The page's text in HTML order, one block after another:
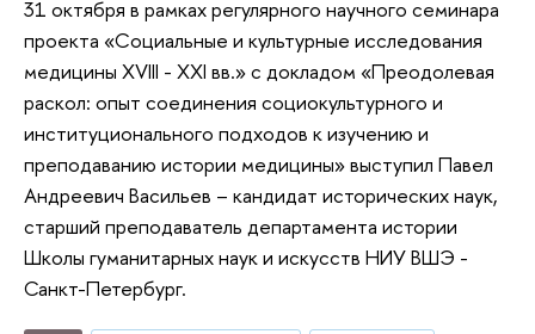
31 октября в рамках регулярного научного семинара
проекта «Социальные и культурные исследования
медицины XVIII - XXI вв.» с докладом «Преодолевая
раскол: опыт соединения социокультурного и
институционального подходов к изучению и
преподаванию истории медицины» выступил Павел
Андреевич Васильев – кандидат исторических наук,
старший преподаватель департамента истории
Школы гуманитарных наук и искусств НИУ ВШЭ -
Санкт-Петербург.